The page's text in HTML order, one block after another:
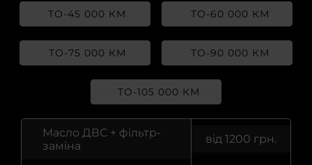
Регулювання клапанів
Заміна гальмівного шлангу
Заміна рідини ГУР
Заміна зчеплення DSG 7
ТО-45 000 КМ ТО-60 000 КМ
ТО-75 000 КМ ТО-90 000 КМ
ТО-105 000 КМ
Масло ДВС + фільтр-
заміна
від 1200 грн.